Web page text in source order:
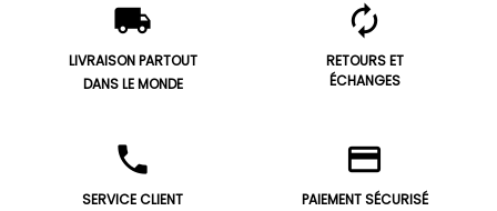
local_shipping
LIVRAISON PARTOUT
DANS LE MONDE
autorenew
RETOURS ET
ÉCHANGES
phone
SERVICE CLIENT
credit_card
PAIEMENT SÉCURISÉ